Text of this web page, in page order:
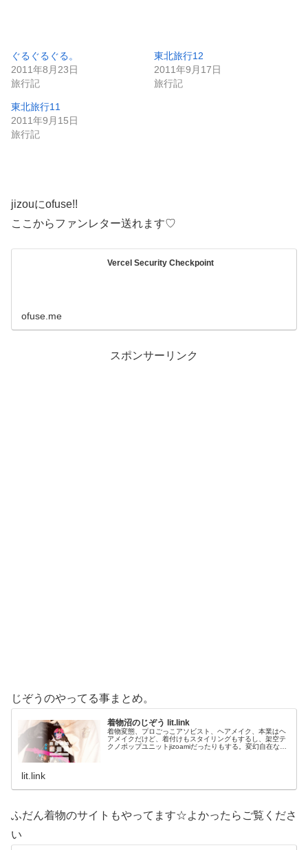
ぐるぐるぐる。
2011年8月23日
旅行記
東北旅行12
2011年9月17日
旅行記
東北旅行11
2011年9月15日
旅行記
jizouにofuse!!
ここからファンレター送れます♡
Vercel Security Checkpoint
ofuse.me
スポンサーリンク
じぞうのやってる事まとめ。
着物沼のじぞう lit.link
着物変態、プロごっこアソビスト、ヘアメイク、本業はヘ
アメイクだけど、着付けもスタイリングもするし、架空テ
クノポップユニットjizoamiだったりもする。変幻自在なた
lit.link
ふだん着物のサイトもやってます☆よかったらご覧くださ
い